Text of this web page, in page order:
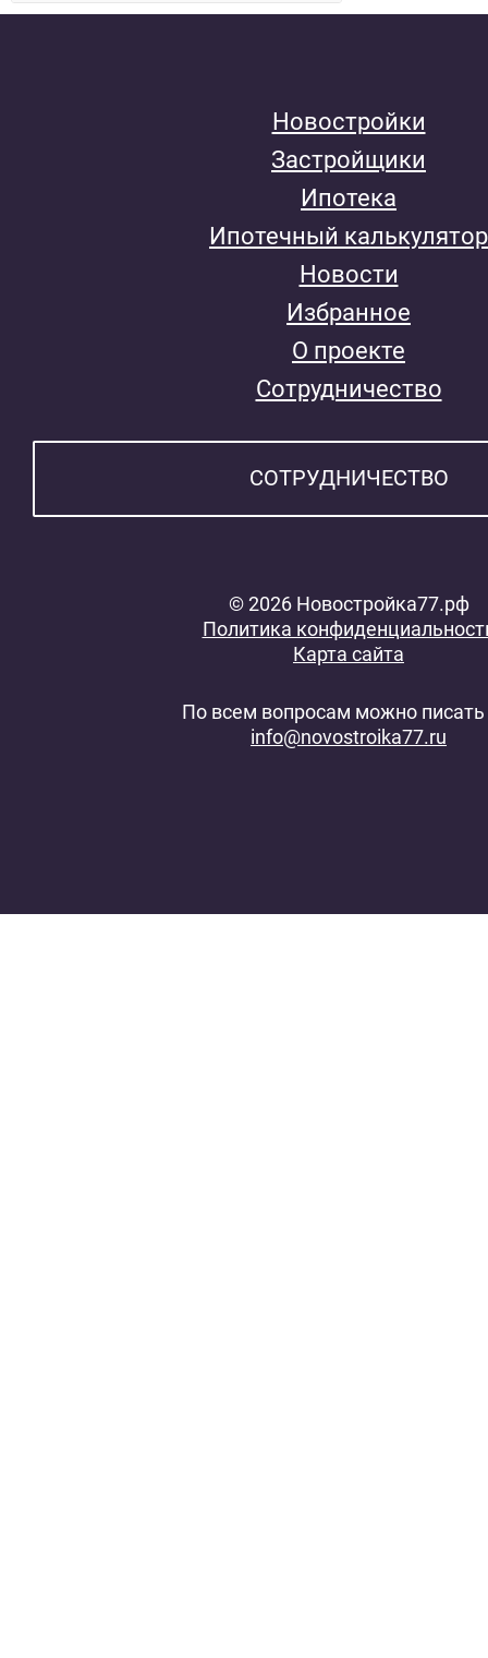
Новостройки
Застройщики
Ипотека
Ипотечный калькулятор
Новости
Избранное
О проекте
Сотрудничество
СОТРУДНИЧЕСТВО
© 2026 Новостройка77.рф
Политика
Карта сайта
По всем вопросам можно писать
info@novostroika77.ru